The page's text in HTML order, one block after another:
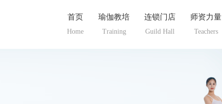
首页
Home
瑜伽教培
Training
连锁门店
Guild Hall
师资力量
Teachers